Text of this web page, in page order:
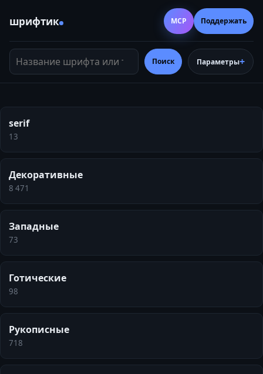
шрифтик
Название шрифта или тег
Поиск Параметры
MCP Поддержать
serif
13
Декоративные
8 471
Западные
73
Готические
98
Рукописные
718